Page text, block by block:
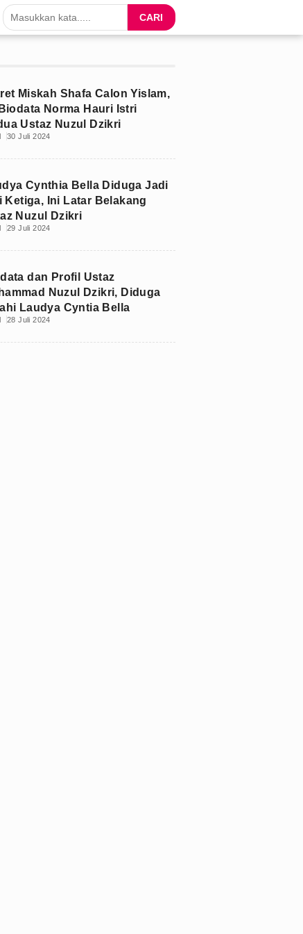
CARI
Miskah Shafa Calon Yislam,
Norma Hauri Istri
Ustaz Nuzul Dzikri
30 Juli 2024
Cynthia Bella Diduga Jadi
Ketiga, Ini Latar Belakang
Nuzul Dzikri
29 Juli 2024
dan Profil Ustaz
Nuzul Dzikri, Diduga
Laudya Cyntia Bella
28 Juli 2024